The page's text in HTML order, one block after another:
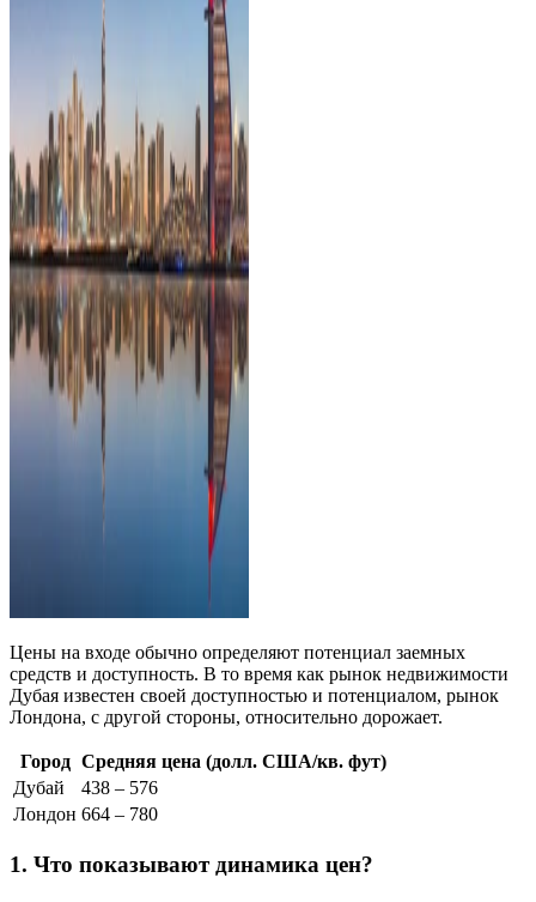
Цены на входе обычно определяют потенциал заемных
средств и доступность. В то время как рынок недвижимости
Дубая известен своей доступностью и потенциалом, рынок
Лондона, с другой стороны, относительно дорожает.
Город Средняя цена (долл. США/кв. фут)
Дубай
438 – 576
Лондон 664 – 780
1. Что показывают динамика цен?